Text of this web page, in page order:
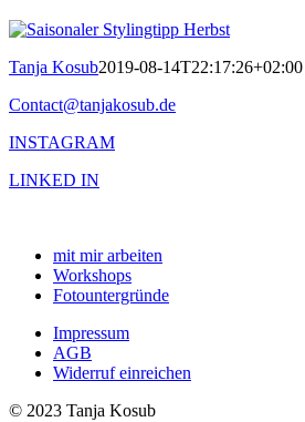
Tanja Kosub2019-08-14T22:17:26+02:00
Contact@tanjakosub.de
INSTAGRAM
LINKED IN
mit mir arbeiten
Workshops
Fotountergründe
Impressum
AGB
Widerruf einreichen
© 2023 Tanja Kosub